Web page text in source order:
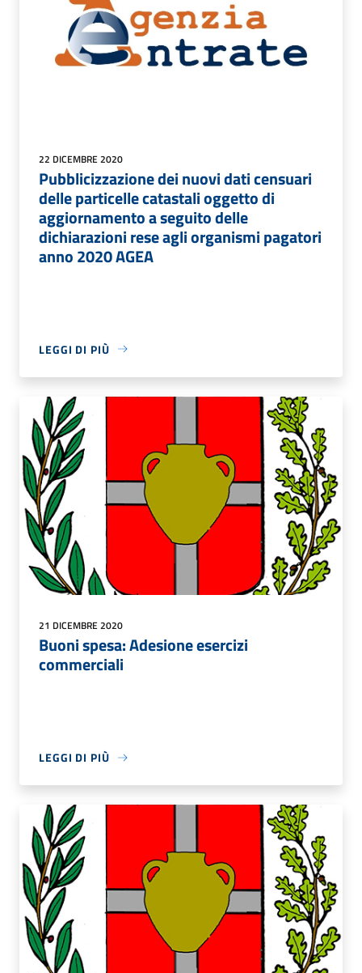
22 DICEMBRE 2020
Pubblicizzazione dei nuovi dati censuari
delle particelle catastali oggetto di
aggiornamento a seguito delle
dichiarazioni rese agli organismi pagatori
anno 2020 AGEA
LEGGI DI PIÙ
21 DICEMBRE 2020
Buoni spesa: Adesione esercizi
commerciali
LEGGI DI PIÙ